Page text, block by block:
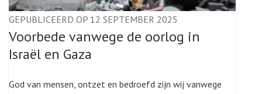
GEPUBLICEERD OP 12 SEPTEMBER 2025
Voorbede vanwege de oorlog in
Israël en Gaza
God van mensen, ontzet en bedroefd zijn wij vanwege